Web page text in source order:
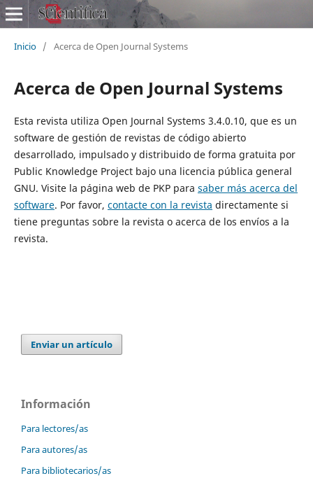
Inicio / Acerca de Open Journal Systems
Acerca de Open Journal Systems
Esta revista utiliza Open Journal Systems 3.4.0.10, que es un
software de gestión de revistas de código abierto
desarrollado, impulsado y distribuido de forma gratuita por
Public Knowledge Project bajo una licencia pública general
GNU. Visite la página web de PKP para saber más acerca del
software. Por favor, contacte con la revista directamente si
tiene preguntas sobre la revista o acerca de los envíos a la
revista.
Enviar un artículo
Información
Para lectores/as
Para autores/as
Para bibliotecarios/as